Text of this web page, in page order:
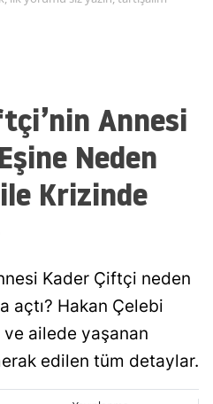
Annesi
Neden
Krizinde
Kader Çiftçi neden
açtı? Hakan Çelebi
ailede yaşanan
edilen tüm detaylar.